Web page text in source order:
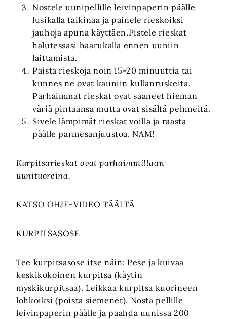
Nostele uunipellille leivinpaperin päälle
lusikalla taikinaa ja painele rieskoiksi
jauhoja apuna käyttäen.Pistele rieskat
halutessasi haarukalla ennen uuniin
laittamista.
Paista rieskoja noin 15-20 minuuttia tai
kunnes ne ovat kauniin kullanruskeita.
Parhaimmat rieskat ovat saaneet hieman
väriä pintaansa mutta ovat sisältä pehmeitä.
Sivele lämpimät rieskat voilla ja raasta
päälle parmesanjuustoa, NAM!
Kurpitsarieskat ovat parhaimmillaan
uunituoreina.
KATSO OHJE-VIDEO TÄÄLTÄ
KURPITSASOSE
Tee kurpitsasose itse näin: Pese ja kuivaa
keskikokoinen kurpitsa (käytin
myskikurpitsaa). Leikkaa kurpitsa kuorineen
lohkoiksi (poista siemenet). Nosta pellille
leivinpaperin päälle ja paahda uunissa 200